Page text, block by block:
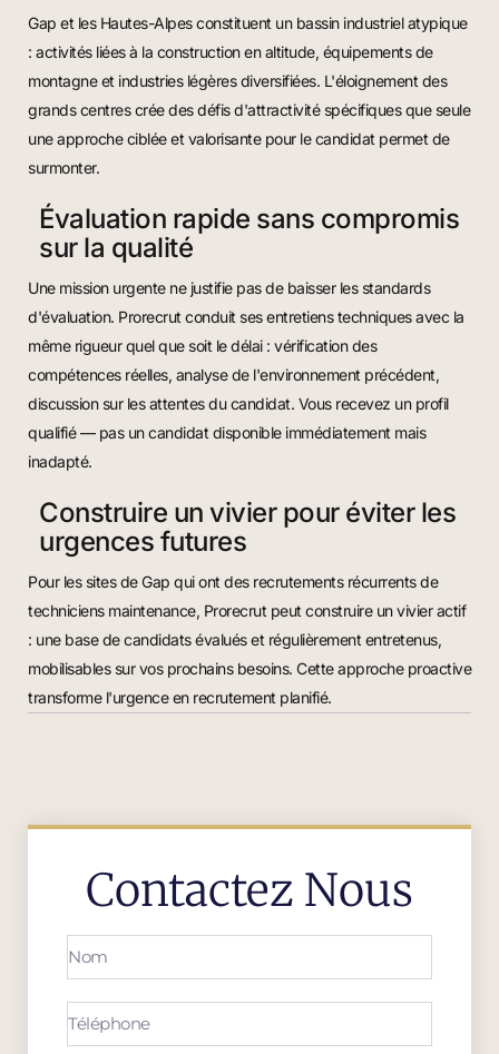
Gap et les Hautes-Alpes constituent un bassin industriel atypique
: activités liées à la construction en altitude, équipements de
montagne et industries légères diversifiées. L'éloignement des
grands centres crée des défis d'attractivité spécifiques que seule
une approche ciblée et valorisante pour le candidat permet de
surmonter.
Évaluation rapide sans compromis
sur la qualité
Une mission urgente ne justifie pas de baisser les standards
d'évaluation. Prorecrut conduit ses entretiens techniques avec la
même rigueur quel que soit le délai : vérification des
compétences réelles, analyse de l'environnement précédent,
discussion sur les attentes du candidat. Vous recevez un profil
qualifié — pas un candidat disponible immédiatement mais
inadapté.
Construire un vivier pour éviter les
urgences futures
Pour les sites de Gap qui ont des recrutements récurrents de
techniciens maintenance, Prorecrut peut construire un vivier actif
: une base de candidats évalués et régulièrement entretenus,
mobilisables sur vos prochains besoins. Cette approche proactive
transforme l'urgence en recrutement planifié.
Contactez Nous